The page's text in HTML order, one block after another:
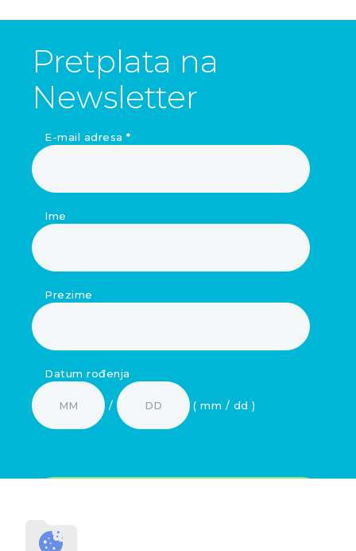
Pretplata na
Newsletter
E-mail adresa *
Ime
Prezime
Datum rođenja
/ ( mm / dd )